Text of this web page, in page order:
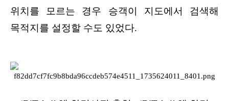
위치를 모르는 경우 승객이 지도에서 검색해
목적지를 설정할 수도 있었다.